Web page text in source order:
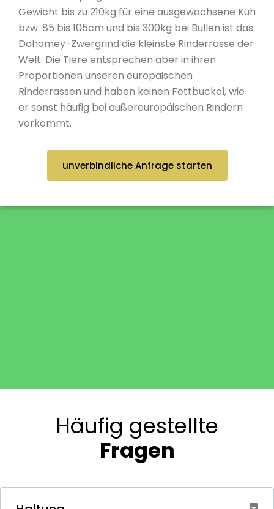
Gewicht bis zu 210kg für eine ausgewachsene Kuh
bzw. 85 bis 105cm und bis 300kg bei Bullen ist das
Dahomey-Zwergrind die kleinste Rinderrasse der
Welt. Die Tiere entsprechen aber in ihren
Proportionen unseren europäischen
Rinderrassen und haben keinen Fettbuckel, wie
er sonst häufig bei außereuropäischen Rindern
vorkommt.
unverbindliche Anfrage starten
Häufig gestellte
Fragen